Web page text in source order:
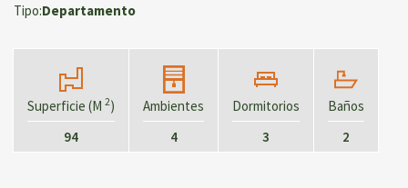
Tipo:Departamento
Superficie (M 2)
94
Ambientes
4
Dormitorios
3
Baños
2